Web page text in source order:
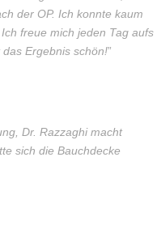
der OP. Ich konnte kaum
freue mich jeden Tag aufs
Ergebnis schön!”
Dr. Razzaghi macht
sich die Bauchdecke